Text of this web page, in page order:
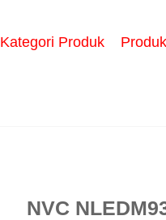
Kategori Produk
NVC